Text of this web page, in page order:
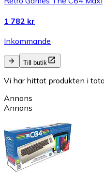
1 782 kr
Inkommande
Till butik
Vi har hittat produkten i
Annons
Annons